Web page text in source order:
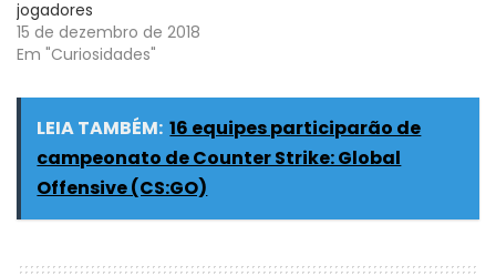
jogadores
15 de dezembro de 2018
Em "Curiosidades"
LEIA TAMBÉM: 16 equipes participarão de
campeonato de Counter Strike: Global
Offensive (CS:GO)